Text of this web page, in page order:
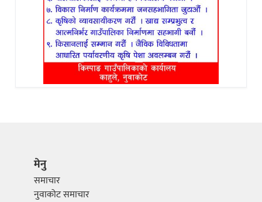
मेनु
समाचार
नुवाकोट समाचार